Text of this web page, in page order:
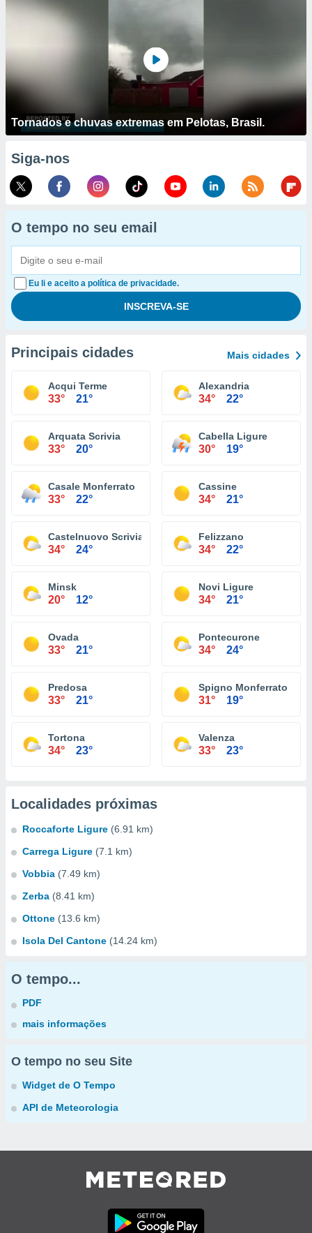
Tornados e chuvas extremas em Pelotas, Brasil.
Siga-nos
O tempo no seu email
Eu li e aceito a política de privacidade.
Principais cidades Mais cidades
Acqui Terme
33° 21°
Alexandria
34° 22°
Arquata Scrivia
33° 20°
Cabella Ligure
30° 19°
Casale Monferrato
33° 22°
Cassine
34° 21°
Castelnuovo Scrivia
34° 24°
Felizzano
34° 22°
Minsk
20° 12°
Novi Ligure
34° 21°
Ovada
33° 21°
Pontecurone
34° 24°
Predosa
33° 21°
Spigno Monferrato
31° 19°
Tortona
34° 23°
Valenza
33° 23°
Localidades próximas
Roccaforte Ligure (6.91 km)
Carrega Ligure (7.1 km)
Vobbia (7.49 km)
Zerba (8.41 km)
Ottone (13.6 km)
Isola Del Cantone (14.24 km)
O tempo...
PDF
mais informações
O tempo no seu Site
Widget de O Tempo
API de Meteorologia